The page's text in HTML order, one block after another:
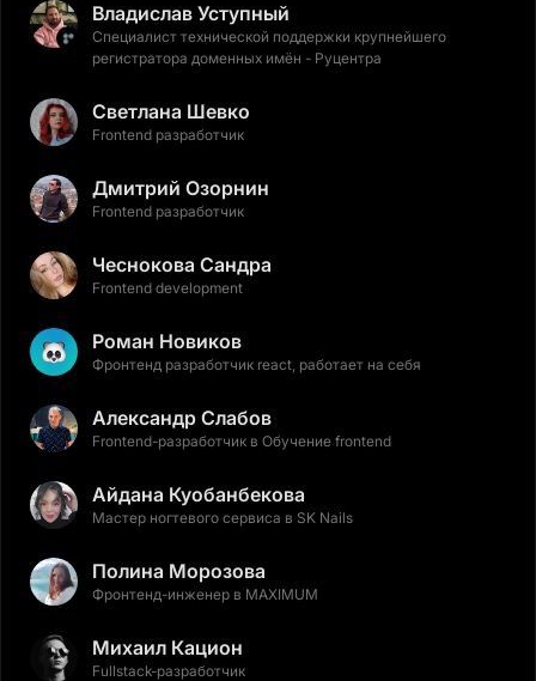
Владислав Уступный
Специалист технической поддержки крупнейшего
регистратора доменных имён - Руцентра
Светлана Шевко
Frontend разработчик
Дмитрий Озорнин
Frontend разработчик
Чеснокова Сандра
Frontend development
Роман Новиков
Фронтенд разработчик react, работает на себя
Александр Слабов
Frontend-разработчик в Обучение frontend
Айдана Куобанбекова
Мастер ногтевого сервиса в SK Nails
Полина Морозова
Фронтенд-инженер в MAXIMUM
Михаил Кацион
Fullstack-разработчик